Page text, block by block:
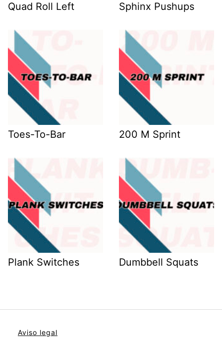
Quad Roll Left Sphinx Pushups
Toes-To-Bar 200 M Sprint
Plank Switches Dumbbell Squats
Aviso legal